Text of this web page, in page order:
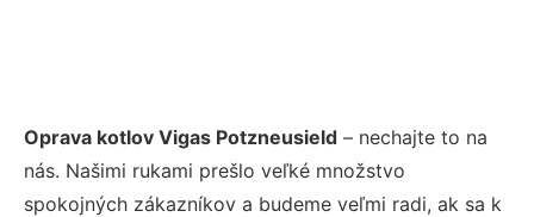
Oprava kotlov Vigas Potzneusield – nechajte to na
nás. Našimi rukami prešlo veľké množstvo
spokojných zákazníkov a budeme veľmi radi, ak sa k